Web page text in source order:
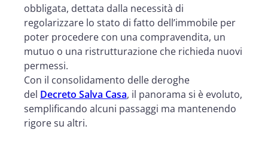
obbligata, dettata dalla necessità di
regolarizzare lo stato di fatto dell’immobile per
poter procedere con una compravendita, un
mutuo o una ristrutturazione che richieda nuovi
permessi.
Con il consolidamento delle deroghe
del Decreto Salva Casa, il panorama si è evoluto,
semplificando alcuni passaggi ma mantenendo
rigore su altri.